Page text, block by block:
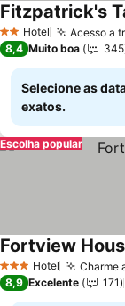
2 Estrelas
Hotel Acesso a
Fitzpatrick's
8,4 Muito boa 345
Selecione as
exatos.
Escolha popular
3 EstrelasHotel Charme
Fortview
8,9 Excelente 171